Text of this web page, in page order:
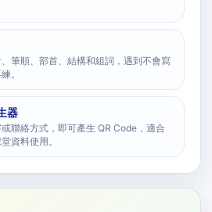
筆順、部首、結構和組詞，遇到不會寫
。
器
聯絡方式，即可產生 QR Code，適合
資料使用。